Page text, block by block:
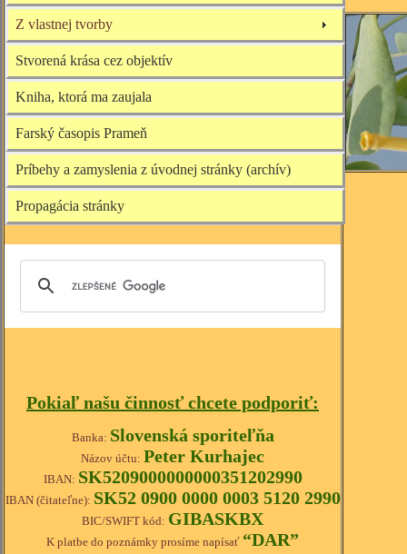
Z vlastnej tvorby
Stvorená krása cez objektív
Kniha, ktorá ma zaujala
Farský časopis Prameň
Príbehy a zamyslenia z úvodnej stránky (archív)
Propagácia stránky
Pokiaľ našu činnosť chcete podporiť:
Banka: Slovenská sporiteľňa
Názov účtu: Peter Kurhajec
IBAN: SK5209000000000351202990
IBAN (čitateľne): SK52 0900 0000 0003 5120 2990
BIC/SWIFT kód: GIBASKBX
K platbe do poznámky prosíme napísať “DAR”